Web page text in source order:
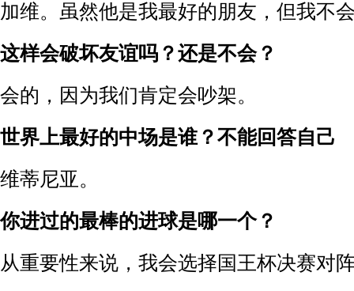
加维。虽然他是我最好的朋友，但我不
这样会破坏友谊吗？还是不会？
会的，因为我们肯定会吵架。
世界上最好的中场是谁？不能回答自己
维蒂尼亚。
你进过的最棒的进球是哪一个？
从重要性来说，我会选择国王杯决赛对